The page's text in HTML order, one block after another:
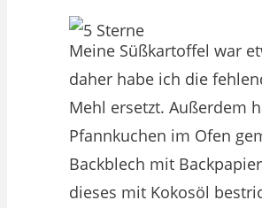
Meine Süßkartoffel war
daher habe ich die
Mehl ersetzt. Außerdem
Pfannkuchen im Ofen
Backblech mit
dieses mit Kokosöl